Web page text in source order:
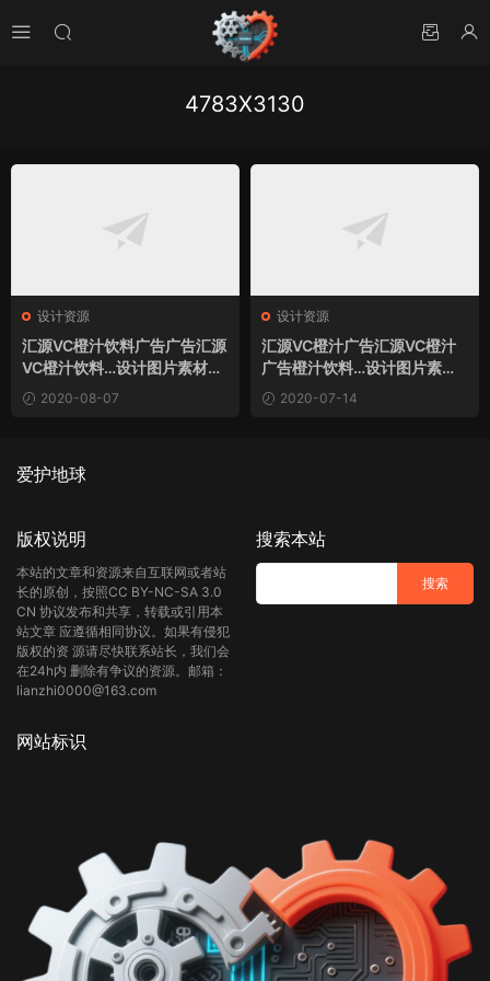
4783X3130
设计资源
汇源VC橙汁饮料广告广告汇源
VC橙汁饮料…设计图片素材下
载 2020-08-07
设计资源
汇源VC橙汁广告汇源VC橙汁
广告橙汁饮料…设计图片素材
下载2020-07-14
爱护地球
版权说明
本站的文章和资源来自互联网或者站
长的原创，按照CC BY-NC-SA 3.0
CN 协议发布和共享，转载或引用本
站文章 应遵循相同协议。如果有侵犯
版权的资 源请尽快联系站长，我们会
在24h内 删除有争议的资源。邮箱：
lianzhi0000@163.com
搜索本站
网站标识